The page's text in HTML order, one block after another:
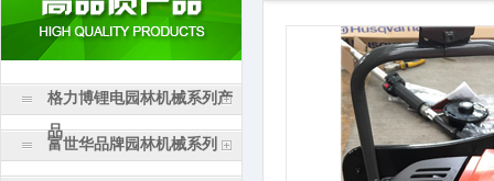
格力博锂电园林机械系列产
品
富世华品牌园林机械系列